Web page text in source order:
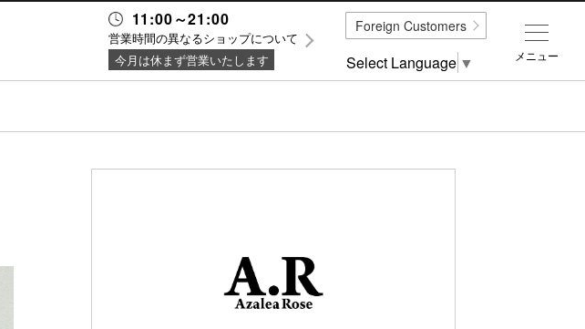
11:00～21:00
営業時間の異なるショップについて
今月は休まず営業いたします
メニュー
Foreign Customers
Select Language ▼